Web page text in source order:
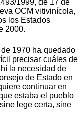
1999, de 17 de
OCM vitivinícola,
los Estados
2000.
1970 ha quedado
precisar cuáles de
la necesidad de
de Estado en
continuar en
estaba el pueblo
lege certa, sine